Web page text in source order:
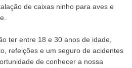
de caixas ninho para aves e
ter entre 18 e 30 anos de idade,
refeições e um seguro de acidentes
de conhecer a nossa